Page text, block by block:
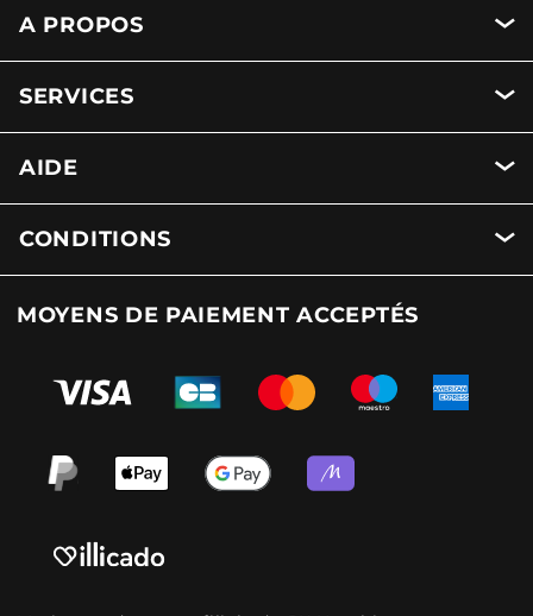
A PROPOS
SERVICES
AIDE
CONDITIONS
MOYENS DE PAIEMENT ACCEPTÉS